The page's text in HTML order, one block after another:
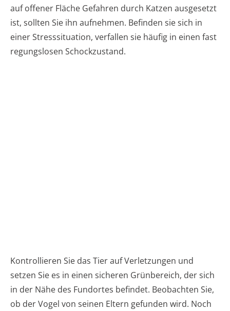
auf offener Fläche Gefahren durch Katzen ausgesetzt
ist, sollten Sie ihn aufnehmen. Befinden sie sich in
einer Stresssituation, verfallen sie häufig in einen fast
regungslosen Schockzustand.
Kontrollieren Sie das Tier auf Verletzungen und
setzen Sie es in einen sicheren Grünbereich, der sich
in der Nähe des Fundortes befindet. Beobachten Sie,
ob der Vogel von seinen Eltern gefunden wird. Noch